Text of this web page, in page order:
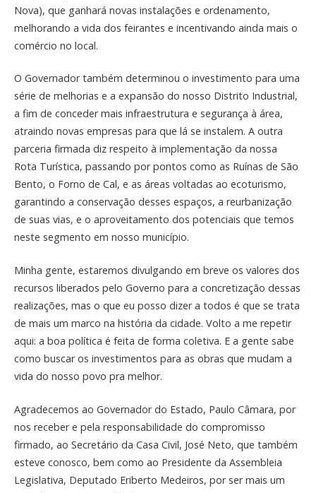
Nova), que ganhará novas instalações e ordenamento,
melhorando a vida dos feirantes e incentivando ainda mais o
comércio no local.
O Governador também determinou o investimento para uma
série de melhorias e a expansão do nosso Distrito Industrial,
a fim de conceder mais infraestrutura e segurança à área,
atraindo novas empresas para que lá se instalem. A outra
parceria firmada diz respeito à implementação da nossa
Rota Turística, passando por pontos como as Ruínas de São
Bento, o Forno de Cal, e as áreas voltadas ao ecoturismo,
garantindo a conservação desses espaços, a reurbanização
de suas vias, e o aproveitamento dos potenciais que temos
neste segmento em nosso município.
Minha gente, estaremos divulgando em breve os valores dos
recursos liberados pelo Governo para a concretização dessas
realizações, mas o que eu posso dizer a todos é que se trata
de mais um marco na história da cidade. Volto a me repetir
aqui: a boa política é feita de forma coletiva. E a gente sabe
como buscar os investimentos para as obras que mudam a
vida do nosso povo pra melhor.
Agradecemos ao Governador do Estado, Paulo Câmara, por
nos receber e pela responsabilidade do compromisso
firmado, ao Secretário da Casa Civil, José Neto, que também
esteve conosco, bem como ao Presidente da Assembleia
Legislativa, Deputado Eriberto Medeiros, por ser mais um